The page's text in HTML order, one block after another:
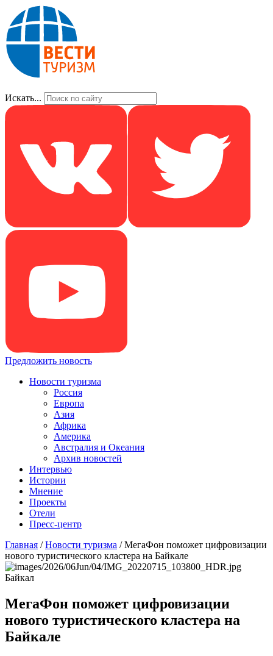
Искать...
Предложить новость
Новости туризма
Россия
Европа
Азия
Африка
Америка
Австралия и Океания
Архив новостей
Интервью
Истории
Мнение
Проекты
Отели
Пресс-центр
Главная /Новости туризма /МегаФон поможет цифровизации
нового туристического кластера на Байкале
Байкал
МегаФон поможет цифровизации
нового туристического кластера на
Байкале